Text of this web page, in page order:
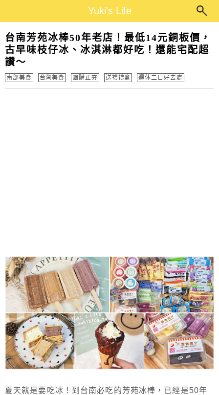
Yuki's Life
台南芳苑冰棒50年老店！最低14元銅板價，
古早味枝仔冰、冰淇淋都好吃！還能宅配超
讚～
南部美食 台灣美食 團購正夯 送禮禮盒 週休二日好去處
夏天就是要吃冰！到台南必吃的芳苑冰棒，已經是50年